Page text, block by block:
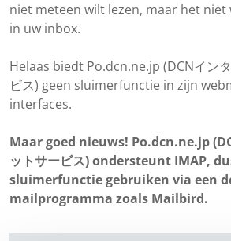
niet meteen wilt lezen, maar het niet
in uw inbox.
Helaas biedt Po.dcn.ne.jp (DCNイン
ビス) geen sluimerfunctie in zijn
interfaces.
Maar goed nieuws! Po.dcn.ne.jp
ットサービス) ondersteunt IMAP,
sluimerfunctie gebruiken via een
mailprogramma zoals Mailbird.